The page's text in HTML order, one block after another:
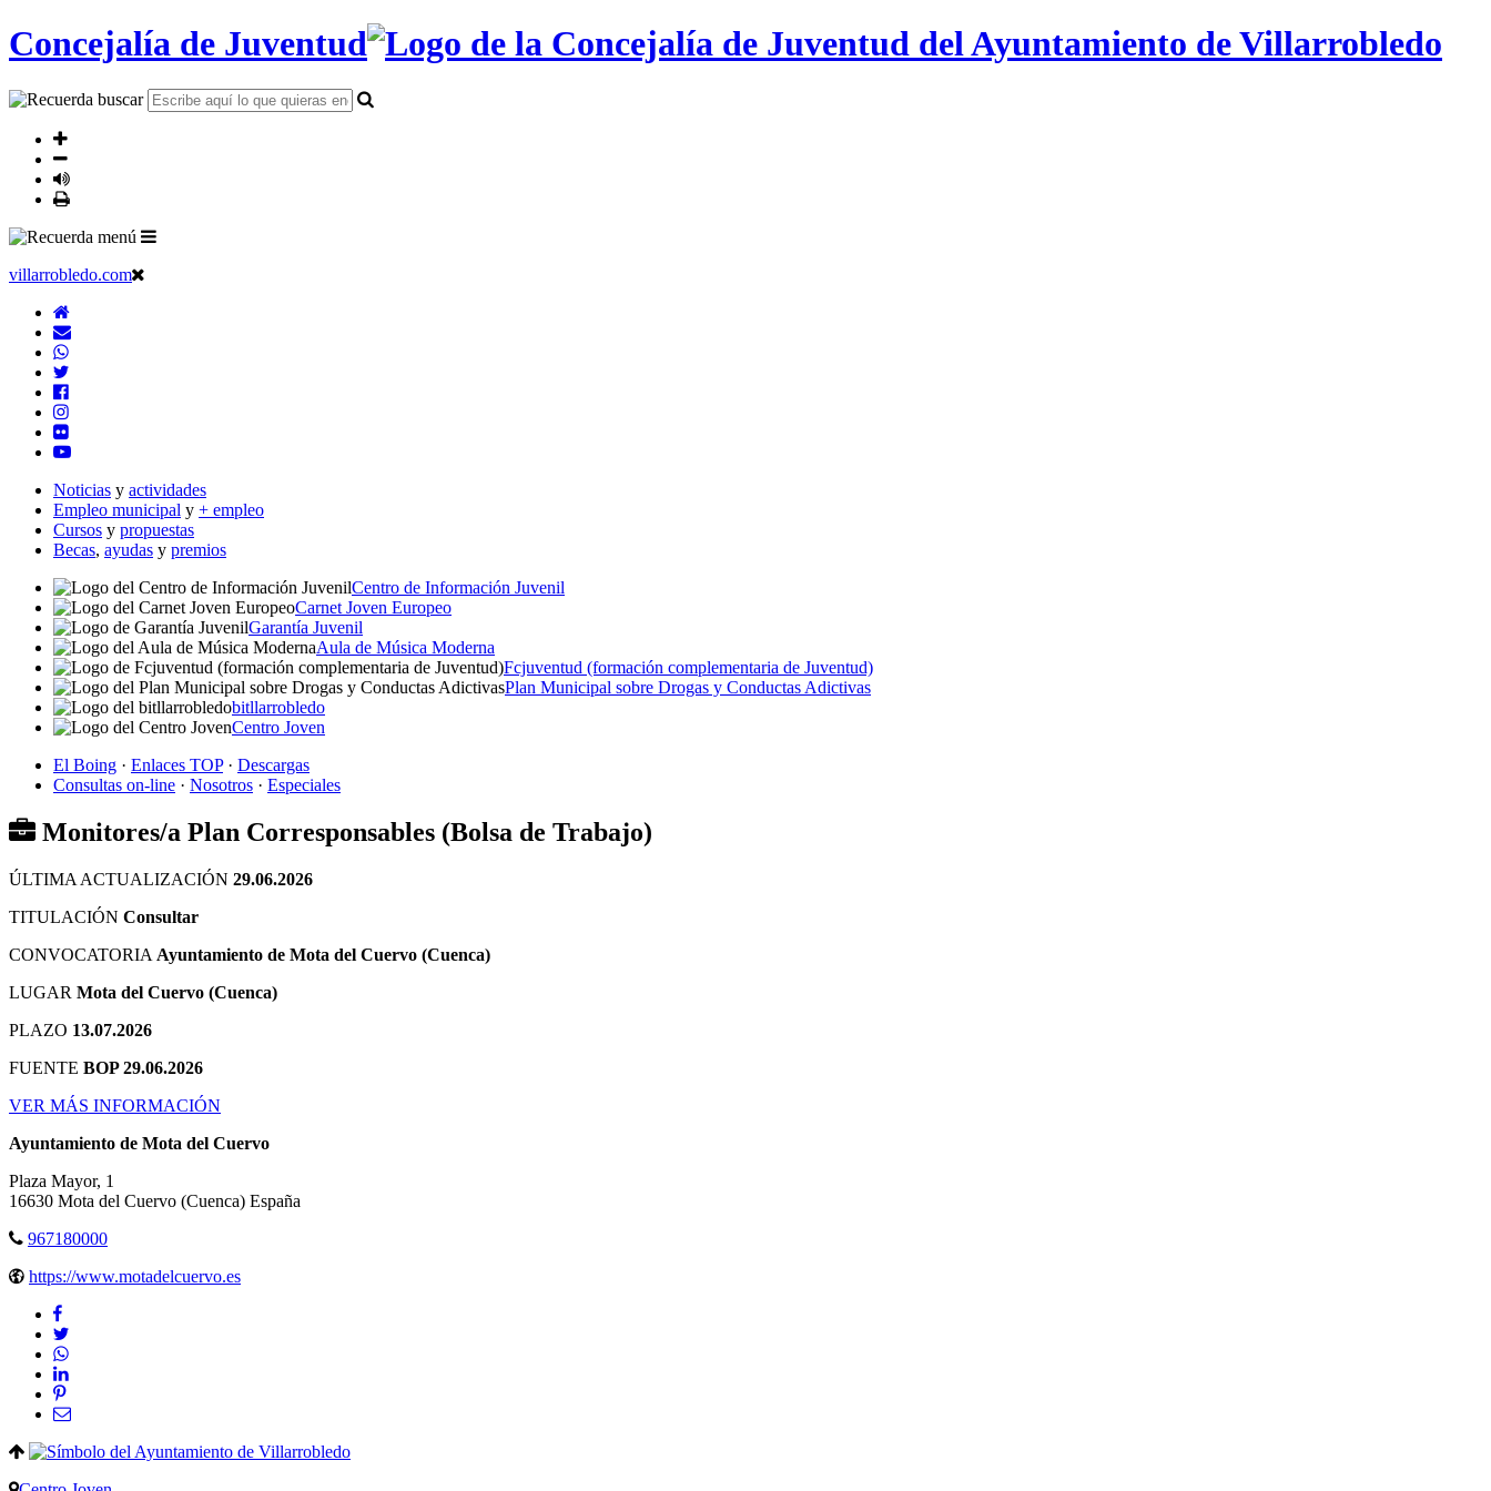
Concejalía de Juventud
villarrobledo.com
Noticias y actividades
Empleo municipal y + empleo
Cursos y propuestas
Becas, ayudas y premios
Centro de Información Juvenil
Carnet Joven Europeo
Garantía Juvenil
Aula de Música Moderna
Fcjuventud (formación complementaria de Juventud)
Plan Municipal sobre Drogas y Conductas Adictivas
bitllarrobledo
Centro Joven
El Boing · Enlaces TOP· Descargas
Consultas on-line · Nosotros · Especiales
Monitores/a Plan Corresponsables (Bolsa de Trabajo)
ÚLTIMA ACTUALIZACIÓN 29.06.2026
TITULACIÓN Consultar
CONVOCATORIA Ayuntamiento de Mota del Cuervo (Cuenca)
LUGAR Mota del Cuervo (Cuenca)
PLAZO 13.07.2026
FUENTE BOP 29.06.2026
VER MÁS INFORMACIÓN
Ayuntamiento de Mota del Cuervo
Plaza Mayor, 1
16630 Mota del Cuervo (Cuenca) España
967180000
https://www.motadelcuervo.es